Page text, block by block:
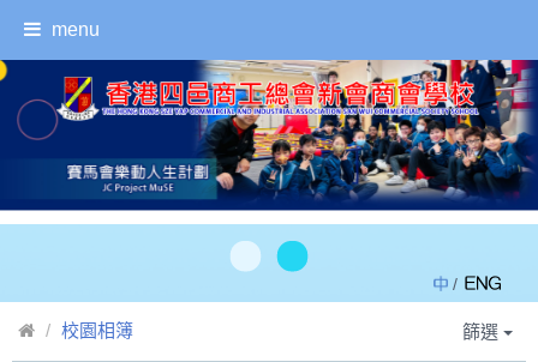
menu
/
校園相簿 篩選